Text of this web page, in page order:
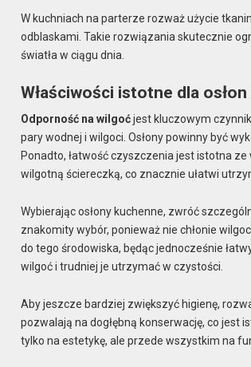
W kuchniach na parterze rozważ użycie
odblaskami. Takie rozwiązania skutecznie
światła w ciągu dnia.
Właściwości istotne dla
Odporność na wilgoćjest kluczowym
pary wodnej i wilgoci. Osłony powinny być
Ponadto, łatwość czyszczenia jest istotna
wilgotną ściereczką, co znacznie ułatwi
Wybierając osłony kuchenne, zwróć
znakomity wybór, ponieważ nie chłonie
do tego środowiska, będąc jednocześnie
wilgoć i trudniej je utrzymać w czystości.
Aby jeszcze bardziej zwiększyć higienę,
pozwalają na dogłębną konserwację, co jest
tylko na estetykę, ale przede wszystkim na